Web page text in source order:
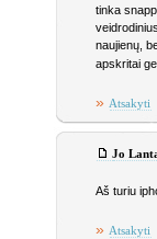
tinka
naujienų,
apskritai
» Atsakyti
Jo
Aš turiu
» Atsakyti